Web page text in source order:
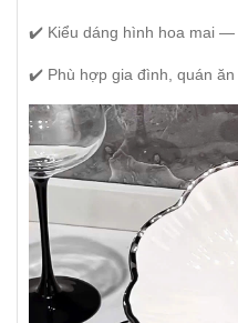
✔️ Kiểu dáng hình hoa mai —
✔️ Phù hợp gia đình, quán